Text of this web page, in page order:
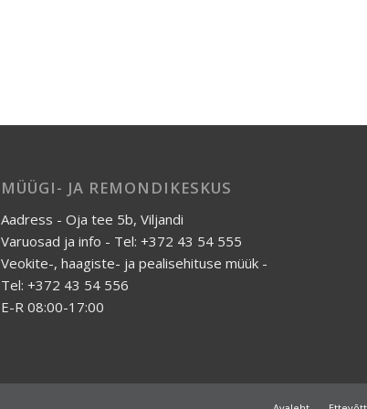
MÜÜGI- JA REMONDIKESKUS
Aadress - Oja tee 5b, Viljandi
Varuosad ja info - Tel: +372 43 54 555
Veokite-, haagiste- ja pealisehituse müük -
Tel: +372 43 54 556
E-R 08:00-17:00